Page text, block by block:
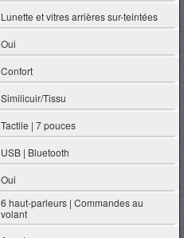
Lunette et vitres arrières sur-teintées
Oui
Confort
Similicuir/Tissu
Tactile | 7 pouces
USB | Bluetooth
Oui
6 haut-parleurs | Commandes au
volant